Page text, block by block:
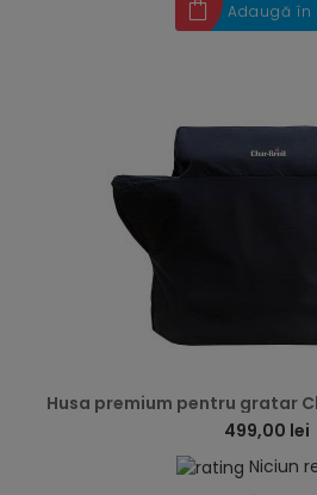
Adaugă în
Husa premium pentru gratar
499,00 lei
Niciun